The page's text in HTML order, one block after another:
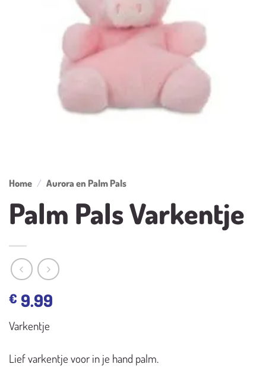
Home / Aurora en Palm Pals
Palm Pals Varkentje
€ 9.99
Varkentje
Lief varkentje voor in je hand palm.